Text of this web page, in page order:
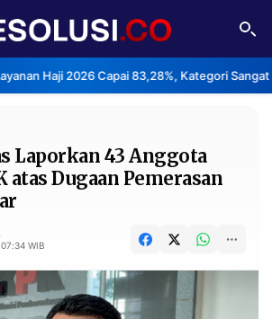
Capai 83,28%, Kategori Sangat Memuaskan.
TENTANG
IKLAN
Laporkan 43 Anggota
atas Dugaan Pemerasan
WIB